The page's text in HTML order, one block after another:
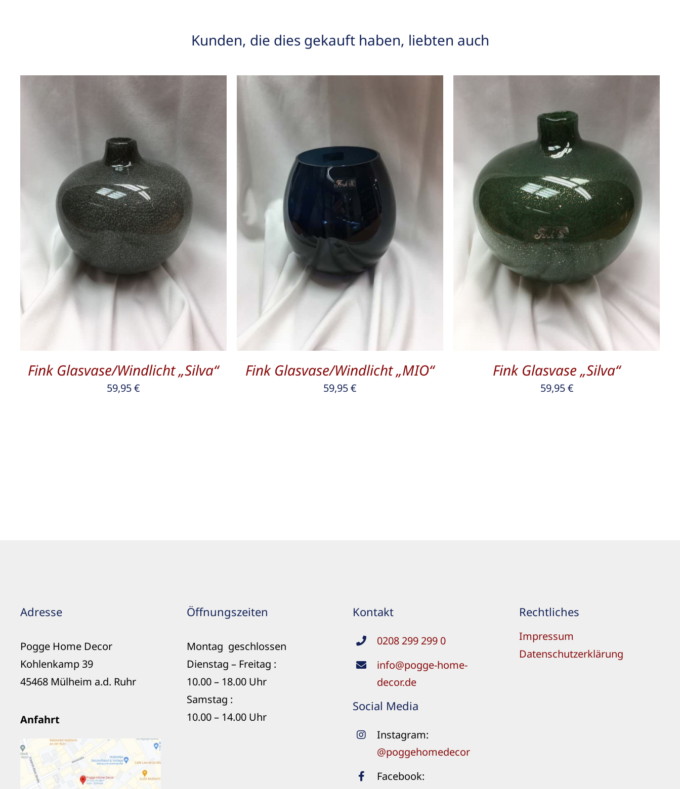
Kunden, die dies gekauft haben, liebten auch
/ DETAILS
Fink Glasvase/Windlicht „Silva“
59,95€
DETAILS
Fink Glasvase/Windlicht „MIO“
59,95€
/ DETAILS
Fink Glasvase „Silva“
59,95€
Adresse
Pogge Home Decor
Kohlenkamp 39
45468 Mülheim a.d. Ruhr
Anfahrt
Öffnungszeiten
Montag geschlossen
Dienstag – Freitag :
10.00 – 18.00 Uhr
Samstag :
10.00 – 14.00 Uhr
Kontakt
0208 299 299 0
info@pogge-home-
decor.de
Social Media
Instagram:
@poggehomedecor
Facebook:
Rechtliches
Impressum
Datenschutzerklärung